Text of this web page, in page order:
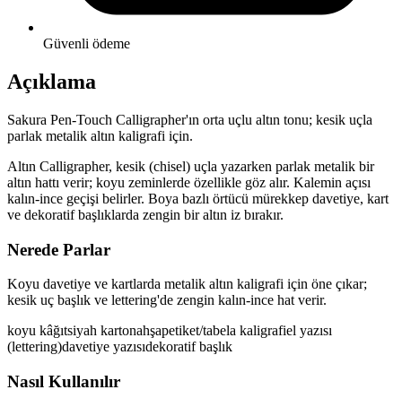
Güvenli ödeme
Açıklama
Sakura Pen-Touch Calligrapher'ın orta uçlu altın tonu; kesik uçla
parlak metalik altın kaligrafi için.
Altın Calligrapher, kesik (chisel) uçla yazarken parlak metalik bir
altın hattı verir; koyu zeminlerde özellikle göz alır. Kalemin açısı
kalın-ince geçişi belirler. Boya bazlı örtücü mürekkep davetiye, kart
ve dekoratif başlıklarda zengin bir altın iz bırakır.
Nerede Parlar
Koyu davetiye ve kartlarda metalik altın kaligrafi için öne çıkar;
kesik uç başlık ve lettering'de zengin kalın-ince hat verir.
koyu kâğıtsiyah kartonahşapetiket/tabela kaligrafiel yazısı
(lettering)davetiye yazısıdekoratif başlık
Nasıl Kullanılır